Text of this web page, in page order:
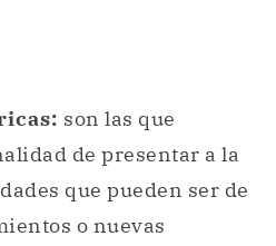
son las que
de presentar a la
que pueden ser de
o nuevas